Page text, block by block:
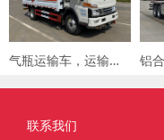
气瓶运输车，运输车价格，楚胜汽车集团
联系我们